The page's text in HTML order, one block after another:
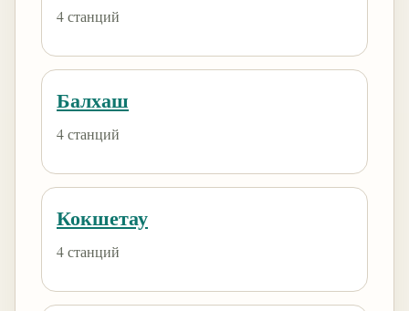
4 станций
Балхаш
4 станций
Кокшетау
4 станций